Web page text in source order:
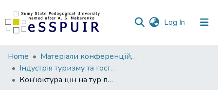
Log In (current)
Communities
&
Collections
Home
Матеріали конференцій, семінарів, читань
Індустрія туризму та гостинності: досвід, проблеми, перспективи
Кон’юктура цін на тур продукт у світі